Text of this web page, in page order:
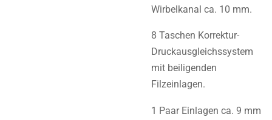
Wirbelkanal ca. 10 mm.
8 Taschen Korrektur-
Druckausgleichssystem
mit beiligenden
Filzeinlagen.
1 Paar Einlagen ca. 9 mm